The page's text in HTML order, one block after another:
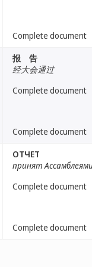
Complete document
报 告
经大会通过
Complete document
Complete document
ОТЧЕТ
принят
Complete document
Complete document